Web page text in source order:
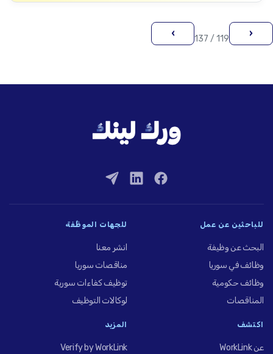
‹
119 / 137
›
للباحثين عن عمل
البحث عن وظيفة
وظائف في سوريا
وظائف حكومية
المناقصات
للجهات الموظِّفة
انشر معنا
مناقصات سوريا
توظيف كفاءات سورية
لوكالات التوظيف
اكتشف
عن WorkLink
المزيد
Verify by WorkLink